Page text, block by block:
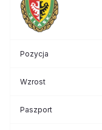
Pozycja
Wzrost
Paszport